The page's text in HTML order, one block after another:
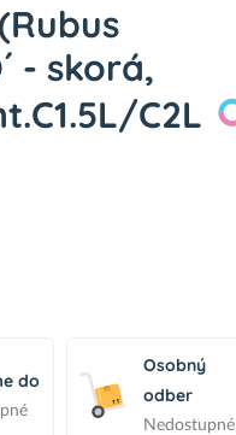
- skorá,
C2L
do
Osobný
odber
Nedostupné